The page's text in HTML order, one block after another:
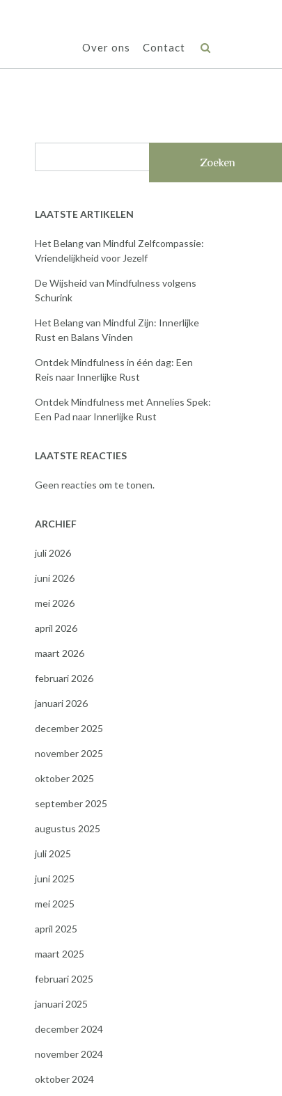
Over ons Contact
Zoeken
LAATSTE ARTIKELEN
Het Belang van Mindful Zelfcompassie:
Vriendelijkheid voor Jezelf
De Wijsheid van Mindfulness volgens
Schurink
Het Belang van Mindful Zijn: Innerlijke
Rust en Balans Vinden
Ontdek Mindfulness in één dag: Een
Reis naar Innerlijke Rust
Ontdek Mindfulness met Annelies Spek:
Een Pad naar Innerlijke Rust
LAATSTE REACTIES
Geen reacties om te tonen.
ARCHIEF
juli 2026
juni 2026
mei 2026
april 2026
maart 2026
februari 2026
januari 2026
december 2025
november 2025
oktober 2025
september 2025
augustus 2025
juli 2025
juni 2025
mei 2025
april 2025
maart 2025
februari 2025
januari 2025
december 2024
november 2024
oktober 2024